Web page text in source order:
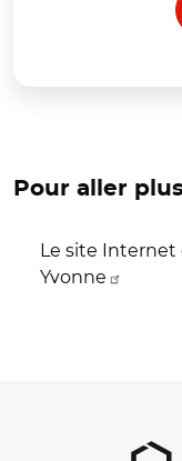
Pour aller
Le site Internet
Yvonne